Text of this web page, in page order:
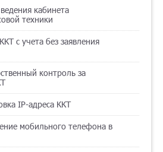
кабинета
техники
с учета без заявления
контроль за
IP-адреса ККТ
мобильного телефона в